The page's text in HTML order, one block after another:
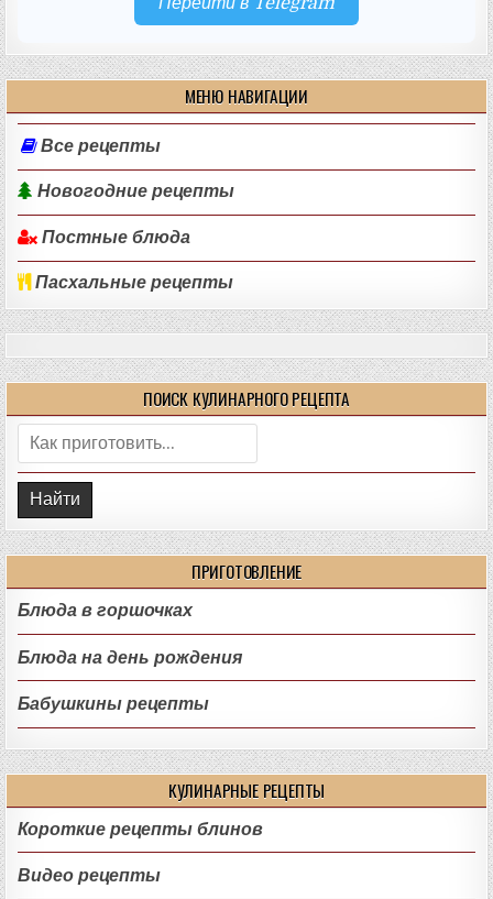
МЕНЮ НАВИГАЦИИ
Все рецепты
Новогодние рецепты
Постные блюда
Пасхальные рецепты
ПОИСК КУЛИНАРНОГО РЕЦЕПТА
Поиск:
ПРИГОТОВЛЕНИЕ
Блюда в горшочках
Блюда на день рождения
Бабушкины рецепты
КУЛИНАРНЫЕ РЕЦЕПТЫ
Короткие рецепты блинов
Видео рецепты